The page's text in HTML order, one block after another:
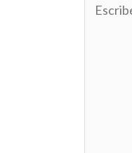
aquí...